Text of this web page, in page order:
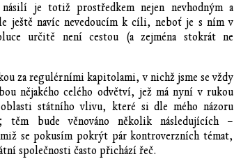
je totiž prostředkem nejen nevhodným a
ještě navíc nevedoucím k cíli, neboť je s ním v
určitě není cestou (a zejména stokrát ne
za regulérními kapitolami, v nichž jsme se vždy
nějakého celého odvětví, jež má nyní v rukou
státního vlivu, které si dle mého názoru
těm bude věnováno několik následujících –
se pokusím pokrýt pár kontroverzních témat,
společnosti často přichází řeč.